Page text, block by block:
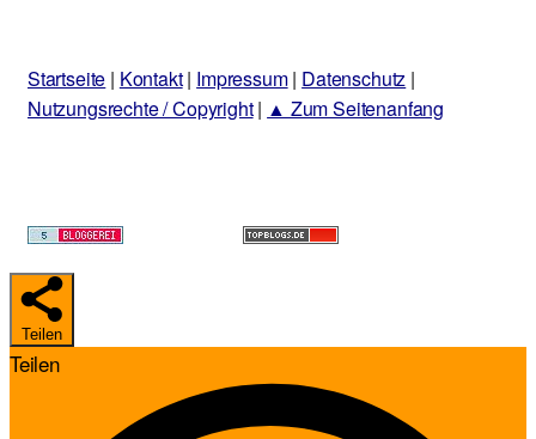
Startseite | Kontakt| Impressum| Datenschutz |
Nutzungsrechte / Copyright| ▲ Zum Seitenanfang
Teilen
Teilen